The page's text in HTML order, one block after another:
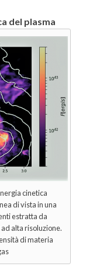
del plasma
cinetica
di vista in una
estratta da
alta risoluzione.
di materia